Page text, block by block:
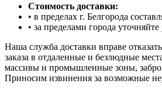
Стоимость доставки:
• в пределах г. Белгорода
• за пределами города
Наша служба доставки вправе
заказа в отдаленные и безлюдные
массивы и промышленные зоны,
Приносим извинения за возможные